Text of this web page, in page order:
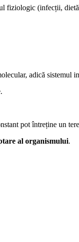
fiziologic (infecții,
adică sistemul
pot întreține un
al organismului.